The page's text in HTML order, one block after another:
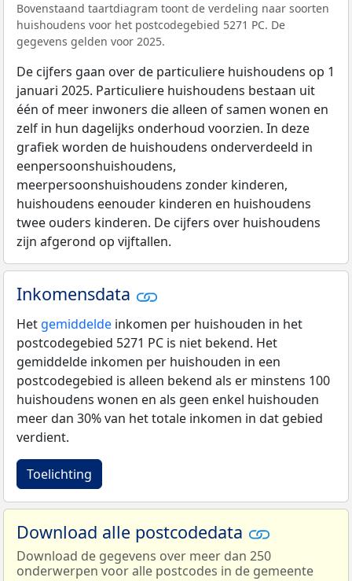
Bovenstaand taartdiagram toont de verdeling naar soorten
huishoudens voor het postcodegebied 5271 PC. De
gegevens gelden voor 2025.
De cijfers gaan over de particuliere huishoudens op 1
januari 2025. Particuliere huishoudens bestaan uit
één of meer inwoners die alleen of samen wonen en
zelf in hun dagelijks onderhoud voorzien. In deze
grafiek worden de huishoudens onderverdeeld in
eenpersoonshuishoudens,
meerpersoonshuishoudens zonder kinderen,
huishoudens eenouder kinderen en huishoudens
twee ouders kinderen. De cijfers over huishoudens
zijn afgerond op vijftallen.
Inkomensdata
Het gemiddelde inkomen per huishouden in het
postcodegebied 5271 PC is niet bekend. Het
gemiddelde inkomen per huishouden in een
postcodegebied is alleen bekend als er minstens 100
huishoudens wonen en als geen enkel huishouden
meer dan 30% van het totale inkomen in dat gebied
verdient.
Toelichting
Download alle postcodedata
Download de gegevens over meer dan 250
onderwerpen voor alle postcodes in de gemeente